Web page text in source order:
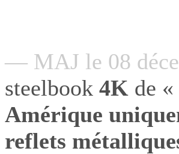
— MAJ le 08
steelbook 4K de «
Amérique
reflets